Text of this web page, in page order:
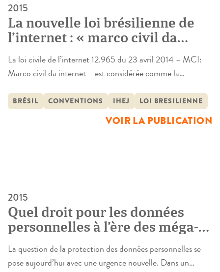
2015
La nouvelle loi brésilienne de
l’internet : « marco civil da
internet ». Un cadre de
principes et de responsabilités
La loi civile de l’internet 12.965 du 23 avril 2014 – MCI:
Marco civil da internet – est considérée comme la
répondre aux défis de la mondialisation, à savoir la nécessité
d’une réglementation juridique des relations numériques. Il
est le résultat d’un intense débat public qui a impliqué […]
BRÉSIL CONVENTIONS IHEJ LOI BRESILIENNE
VOIR LA PUBLICATION
2015
Quel droit pour les données
personnelles à l’ère des méga-
données ? (cycle d’ateliers
Conventions)
La question de la protection des données personnelles se
pose aujourd’hui avec une urgence nouvelle. Dans un